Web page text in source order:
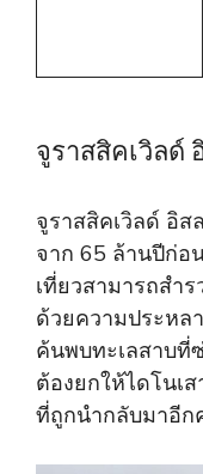
จูราสสิคเวิลด์
จูราสสิคเวิลด์ อิส
จาก 65 ล้านปีก่อ
เที่ยวสามารถสำ
ด้วยความประห
ค้นพบทะเลสาบที่
ต้องยกให้ไดโนเ
ที่ถูกนำกลับมาอีก